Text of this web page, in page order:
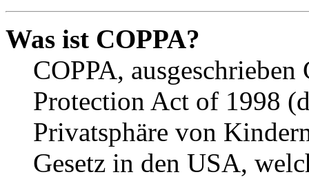
Was ist COPPA?
COPPA,
Protection Act of 1998
Privatsphäre von
Gesetz in den USA,